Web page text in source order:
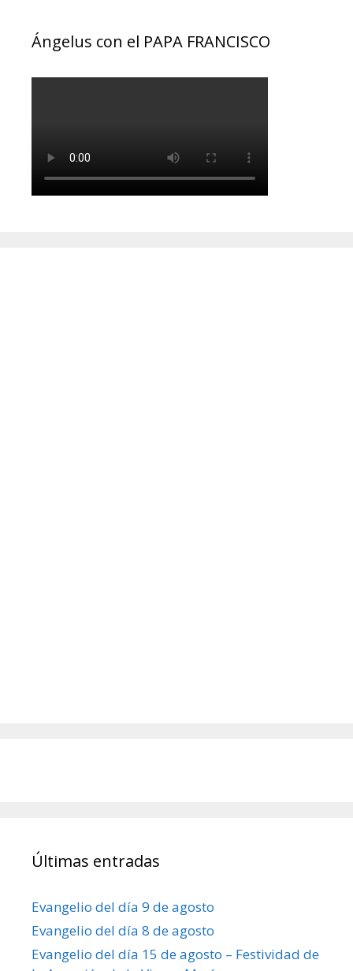
Ángelus con el PAPA FRANCISCO
Últimas entradas
Evangelio del día 9 de agosto
Evangelio del día 8 de agosto
Evangelio del día 15 de agosto – Festividad de